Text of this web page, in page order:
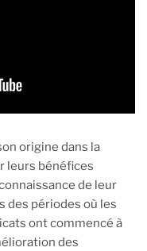
origine dans la
leurs bénéfices
de leur
des périodes où les
ont commencé à
des